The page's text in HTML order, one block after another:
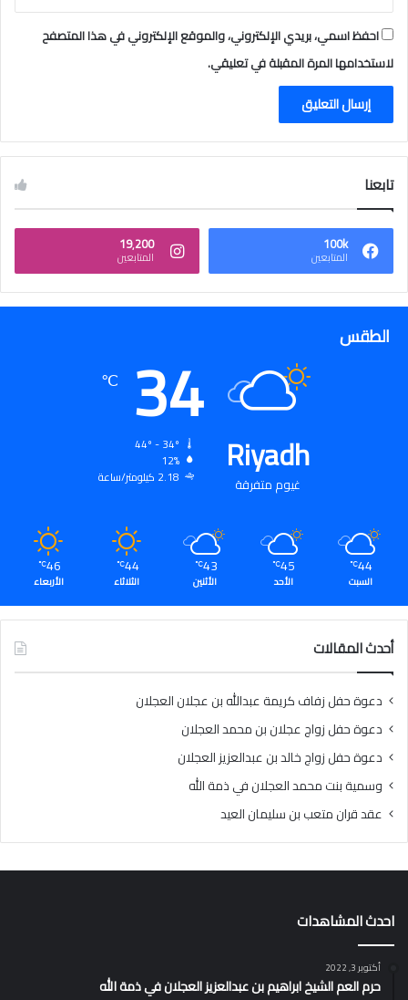
احفظ اسمي، بريدي الإلكتروني، والموقع الإلكتروني في هذا المتصفح
لاستخدامها المرة المقبلة في تعليقي.
تابعنا
100k
المتابعين
19٬200
المتابعين
الطقس
Riyadh
غيوم متفرقة
34
℃
12%
2.18 كيلومتر/ساعة
44
℃
السبت
45
℃
الأحد
43
℃
الأثنين
44
℃
الثلاثاء
46
℃
الأربعاء
أحدث المقالات
دعوة حفل زفاف كريمة عبدالله بن عجلان العجلان
دعوة حفل زواج عجلان بن محمد العجلان
دعوة حفل زواج خالد بن عبدالعزيز العجلان
وسمية بنت محمد العجلان في ذمة الله
عقد قران متعب بن سليمان العيد
احدث المشاهدات
أكتوبر 3, 2022
حرم العم الشيخ ابراهيم بن عبدالعزيز العجلان في ذمة الله